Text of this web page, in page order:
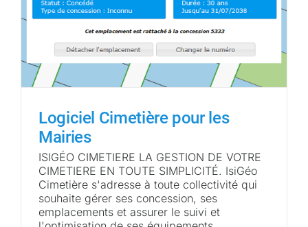
Logiciel Cimetière pour les
Mairies
ISIGÉO CIMETIERE LA GESTION DE VOTRE
CIMETIERE EN TOUTE SIMPLICITÉ. IsiGéo
Cimetière s'adresse à toute collectivité qui
souhaite gérer ses concession, ses
emplacements et assurer le suivi et